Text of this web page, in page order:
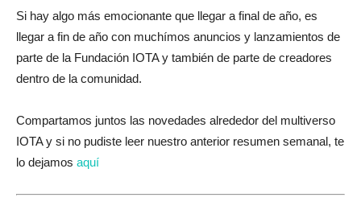
Si hay algo más emocionante que llegar a final de año, es
llegar a fin de año con muchímos anuncios y lanzamientos de
parte de la Fundación IOTA y también de parte de creadores
dentro de la comunidad.
Compartamos juntos las novedades alrededor del multiverso
IOTA y si no pudiste leer nuestro anterior resumen semanal, te
lo dejamos aquí